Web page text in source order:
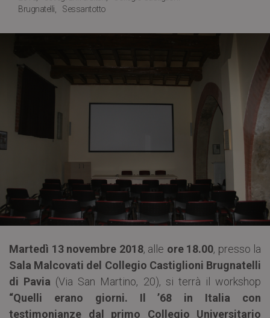
Brugnatelli
Sessantotto
Martedì 13 novembre 2018, alle ore 18.00, presso la
Sala Malcovati del Collegio Castiglioni Brugnatelli
di Pavia (Via San Martino, 20), si terrà il workshop
“Quelli erano giorni. Il ’68 in Italia con
testimonianze dal primo Collegio Universitario